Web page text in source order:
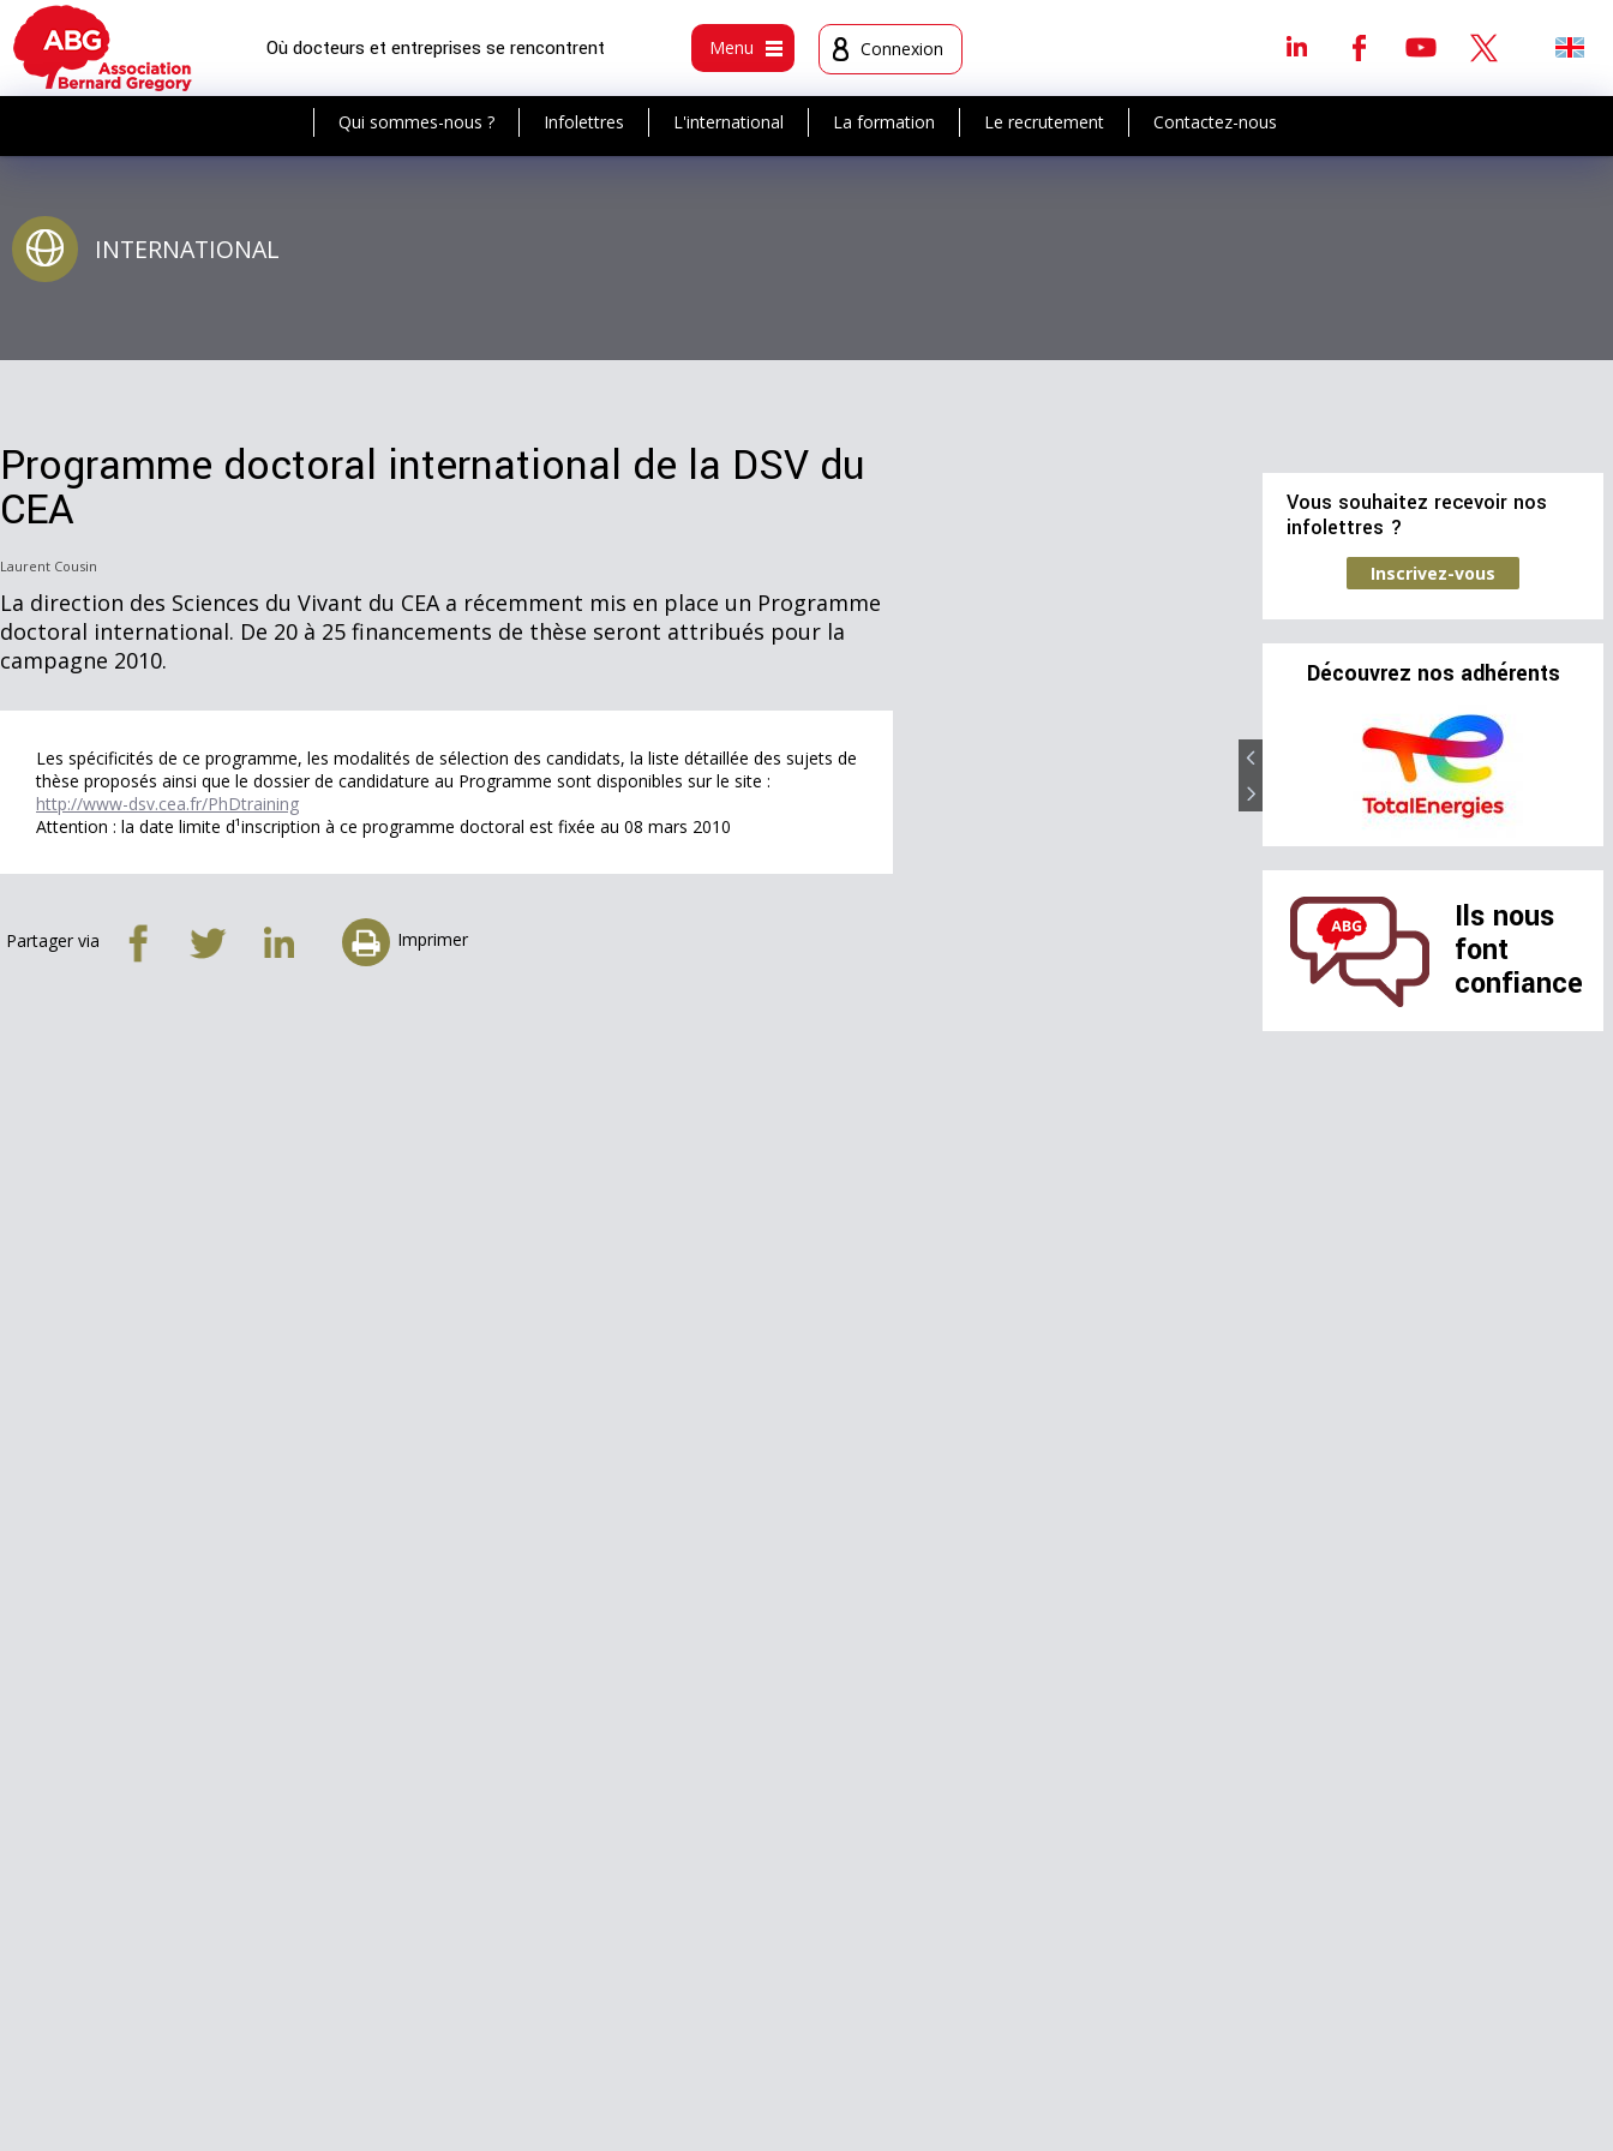
Où docteurs et entreprises se rencontrent Menu Connexion
Qui sommes-nous ? Infolettres L'international La formation Le recrutement Contactez-nous
INTERNATIONAL
Programme doctoral international de la DSV du
CEA
Laurent Cousin
La direction des Sciences du Vivant du CEA a récemment mis en place un Programme
doctoral international. De 20 à 25 financements de thèse seront attribués pour la
campagne 2010.
Les spécificités de ce programme, les modalités de sélection des candidats, la liste détaillée des sujets de
thèse proposés ainsi que le dossier de candidature au Programme sont disponibles sur le site :
http://www-dsv.cea.fr/PhDtraining
Attention : la date limite d¹inscription à ce programme doctoral est fixée au 08 mars 2010
Partager via Imprimer
Vous souhaitez recevoir nos
infolettres ?
Inscrivez-vous
Découvrez nos adhérents
Ils nous
font
confiance